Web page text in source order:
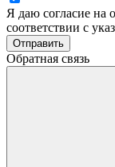
Я даю согласие на
соответствии с
Отправить
Обратная связь